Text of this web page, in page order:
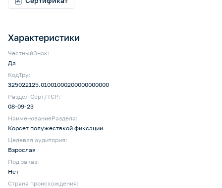
Характеристики
ЧестныйЗнак:
Да
КодТру:
325022125.01001000200000000000
Раздел Серт/ТСР:
08-09-23
НаименованиеРаздела:
Корсет полужествкой фиксации
Целевая аудитория:
Взрослая
Под заказ:
Нет
Страна происхождения: